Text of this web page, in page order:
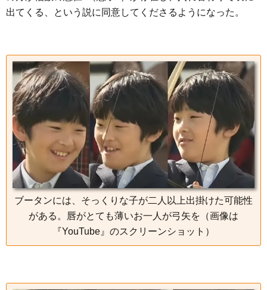
出てくる、という説に同意してくださるようになった。
ブータンには、そっくりな子が二人以上出掛けた可能性
がある。唇がとても薄いお一人が弓矢を（画像は
『YouTube』のスクリーンショット）